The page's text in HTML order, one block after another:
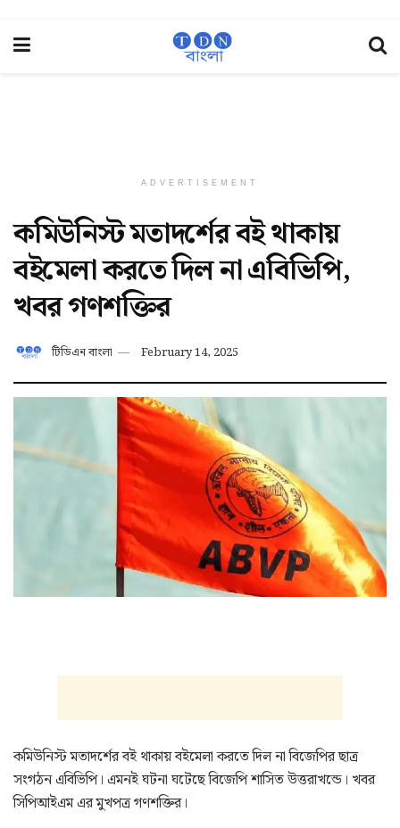
ADVERTISEMENT
কমিউনিস্ট মতাদর্শের বই থাকায়
বইমেলা করতে দিল না এবিভিপি,
খবর গণশক্তির
টিডিএন বাংলা February 14, 2025
কমিউনিস্ট মতাদর্শের বই থাকায় বইমেলা করতে দিল না বিজেপির ছাত্র
সংগঠন এবিভিপি। এমনই ঘটনা ঘটেছে বিজেপি শাসিত উত্তরাখন্ডে। খবর
সিপিআইএম এর মুখপত্র গণশক্তির।